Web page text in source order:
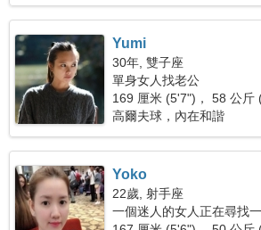
Yumi
30年, 雙子座
單身女人找老公
169 厘米 (5'7")， 58 公斤
高爾夫球，內在和諧
Yoko
22歲, 射手座
一個迷人的女人正在尋找